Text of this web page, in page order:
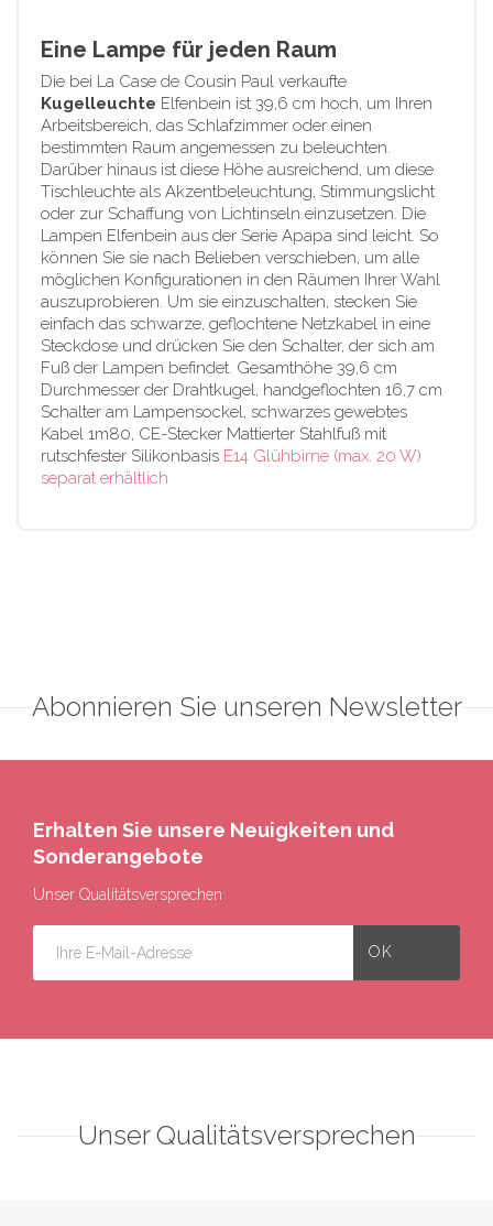
Eine Lampe für jeden Raum
Die bei La Case de Cousin Paul verkaufte
Kugelleuchte Elfenbein ist 39,6 cm hoch, um Ihren
Arbeitsbereich, das Schlafzimmer oder einen
bestimmten Raum angemessen zu beleuchten.
Darüber hinaus ist diese Höhe ausreichend, um diese
Tischleuchte als Akzentbeleuchtung, Stimmungslicht
oder zur Schaffung von Lichtinseln einzusetzen. Die
Lampen Elfenbein aus der Serie Apapa sind leicht. So
können Sie sie nach Belieben verschieben, um alle
möglichen Konfigurationen in den Räumen Ihrer Wahl
auszuprobieren. Um sie einzuschalten, stecken Sie
einfach das schwarze, geflochtene Netzkabel in eine
Steckdose und drücken Sie den Schalter, der sich am
Fuß der Lampen befindet. Gesamthöhe 39,6 cm
Durchmesser der Drahtkugel, handgeflochten 16,7 cm
Schalter am Lampensockel, schwarzes gewebtes
Kabel 1m80, CE-Stecker Mattierter Stahlfuß mit
rutschfester Silikonbasis E14 Glühbirne (max. 20 W)
separat erhältlich
Abonnieren Sie unseren Newsletter
Erhalten Sie unsere Neuigkeiten und
Sonderangebote
Unser Qualitätsversprechen
Unser Qualitätsversprechen